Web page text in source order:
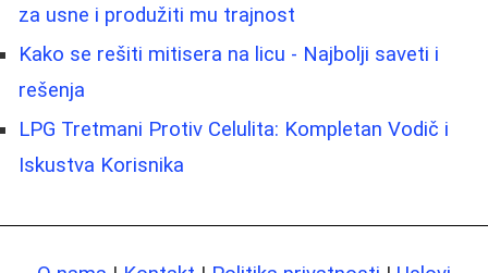
za usne i produžiti mu trajnost
Kako se rešiti mitisera na licu - Najbolji saveti i
rešenja
LPG Tretmani Protiv Celulita: Kompletan Vodič i
Iskustva Korisnika